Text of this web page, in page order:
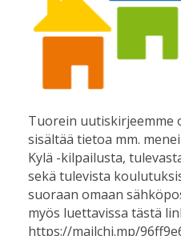
Tuorein uutiskirjeemme
sisältää tietoa mm.
Kylä -kilpailusta,
sekä tulevista
suoraan omaan
myös luettavissa tästä
https://mailchi.mp/